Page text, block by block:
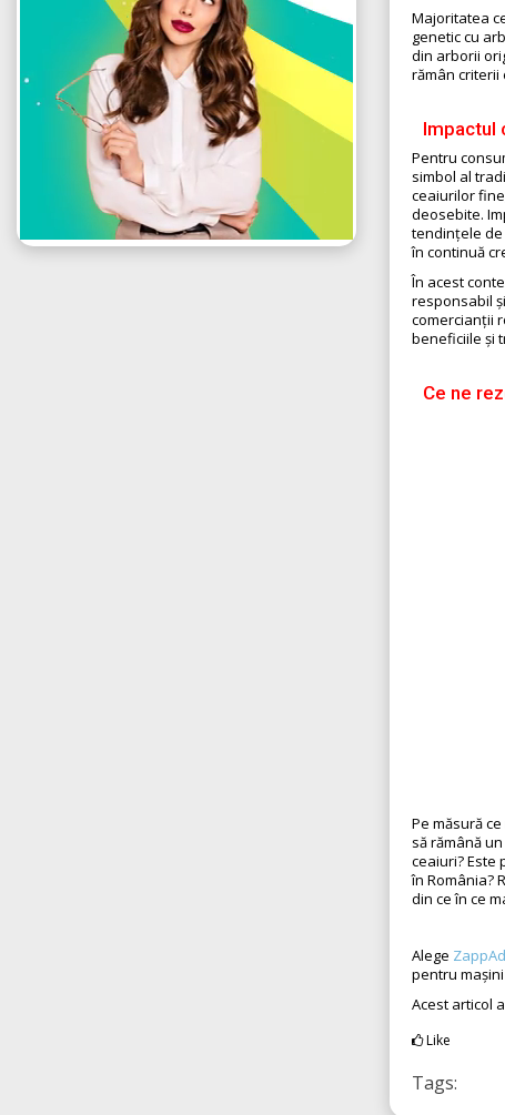
Majoritatea
genetic cu
din arborii
rămân
Impactul
Pentru
simbol al
ceaiurilor
deosebite.
tendințele de
în continuă
În acest
responsabil
comercianții
beneficiile și
Ce ne
Pe măsură
să rămână
ceaiuri? Este
în România?
din ce în ce
Alege
pentru mașini
Acest articol
Like
Tags: